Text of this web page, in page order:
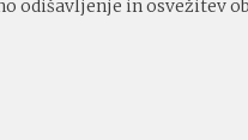
odišavljenje in osvežitev